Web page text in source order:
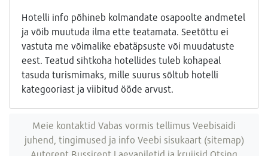
Hotelli info põhineb kolmandate osapoolte andmetel
ja võib muutuda ilma ette teatamata. Seetõttu ei
vastuta me võimalike ebatäpsuste või muudatuste
eest. Teatud sihtkoha hotellides tuleb kohapeal
tasuda turismimaks, mille suurus sõltub hotelli
kategooriast ja viibitud ööde arvust.
Meie kontaktid Vabas vormis tellimus Veebisaidi
juhend, tingimused ja info Veebi sisukaart (sitemap)